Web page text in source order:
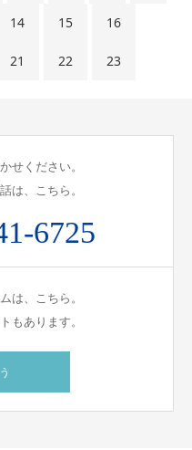
14 15 16
21 22 23
せください。
は、こちら。
6725
は、こちら。
もあります。